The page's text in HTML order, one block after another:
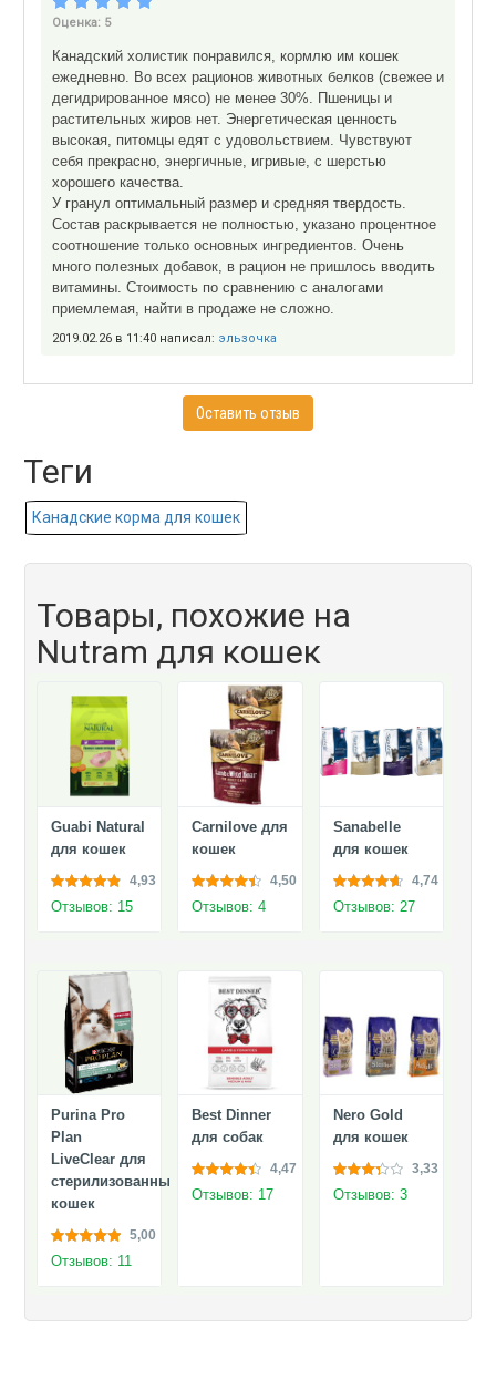
Оценка: 5
Канадский холистик понравился, кормлю им кошек
ежедневно. Во всех рационов животных белков (свежее и
дегидрированное мясо) не менее 30%. Пшеницы и
растительных жиров нет. Энергетическая ценность
высокая, питомцы едят с удовольствием. Чувствуют
себя прекрасно, энергичные, игривые, с шерстью
хорошего качества.
У гранул оптимальный размер и средняя твердость.
Состав раскрывается не полностью, указано процентное
соотношение только основных ингредиентов. Очень
много полезных добавок, в рацион не пришлось вводить
витамины. Стоимость по сравнению с аналогами
приемлемая, найти в продаже не сложно.
2019.02.26 в 11:40 написал: эльзочка
Оставить отзыв
Теги
Канадские корма для кошек
Товары, похожие на
Nutram для кошек
Guabi Natural
для кошек
4,93
Отзывов: 15
Carnilove для
кошек
4,50
Отзывов: 4
Sanabelle
для кошек
4,74
Отзывов: 27
Purina Pro
Plan
LiveClear для
стерилизованных
кошек
5,00
Отзывов: 11
Best Dinner
для собак
4,47
Отзывов: 17
Nero Gold
для кошек
3,33
Отзывов: 3